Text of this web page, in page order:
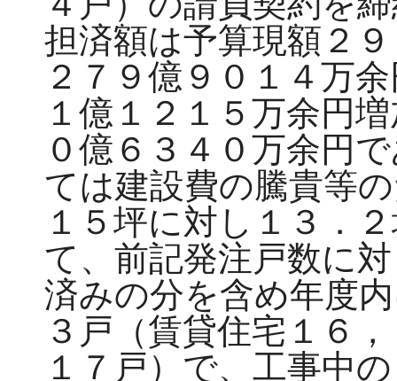
担済額は予算現額２
２７９億９０１４万
１億１２１５万余円
０億６３４０万余円
ては建設費の騰貴等
１５坪に対し１３．
て、前記発注戸数に
済みの分を含め年度
３戸（賃貸住宅１６
１７戸）で、工事中